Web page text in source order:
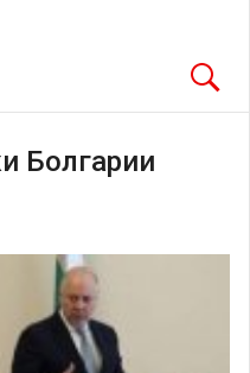
Болгарии